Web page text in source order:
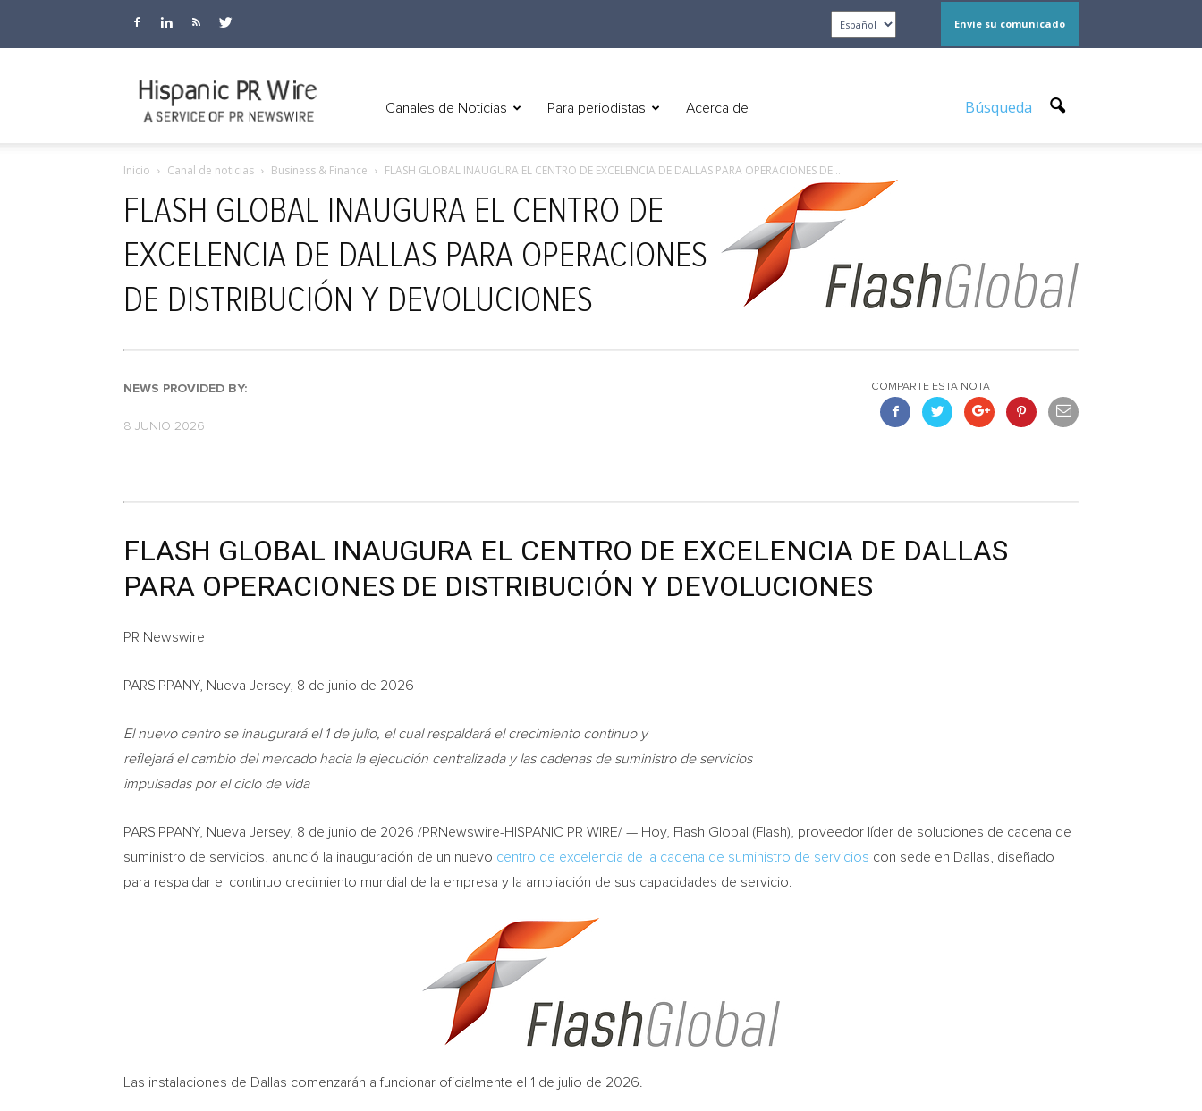
Envíe su comunicado
Wire
Canales de Noticias Para periodistas Acerca de Búsqueda
Inicio Canal de noticias Business & Finance FLASH GLOBAL INAUGURA EL CENTRO DE EXCELENCIA DE DALLAS PARA OPERACIONES DE...
FLASH GLOBAL INAUGURA EL CENTRO DE
EXCELENCIA DE DALLAS PARA OPERACIONES
DE DISTRIBUCIÓN Y DEVOLUCIONES
NEWS PROVIDED BY:
8 JUNIO 2026
COMPARTE ESTA NOTA
FLASH GLOBAL INAUGURA EL CENTRO DE EXCELENCIA DE DALLAS
PARA OPERACIONES DE DISTRIBUCIÓN Y DEVOLUCIONES
PR Newswire
PARSIPPANY, Nueva Jersey, 8 de junio de 2026
El nuevo centro se inaugurará el 1 de julio, el cual respaldará el crecimiento continuo y
reflejará el cambio del mercado hacia la ejecución centralizada y las cadenas de suministro de servicios
impulsadas por el ciclo de vida
PARSIPPANY, Nueva Jersey, 8 de junio de 2026 /PRNewswire-HISPANIC PR WIRE/ — Hoy, Flash Global (Flash), proveedor líder de soluciones de cadena de
suministro de servicios, anunció la inauguración de un nuevo centro de excelencia de la cadena de suministro de servicios con sede en Dallas, diseñado
para respaldar el continuo crecimiento mundial de la empresa y la ampliación de sus capacidades de servicio.
Las instalaciones de Dallas comenzarán a funcionar oficialmente el 1 de julio de 2026.